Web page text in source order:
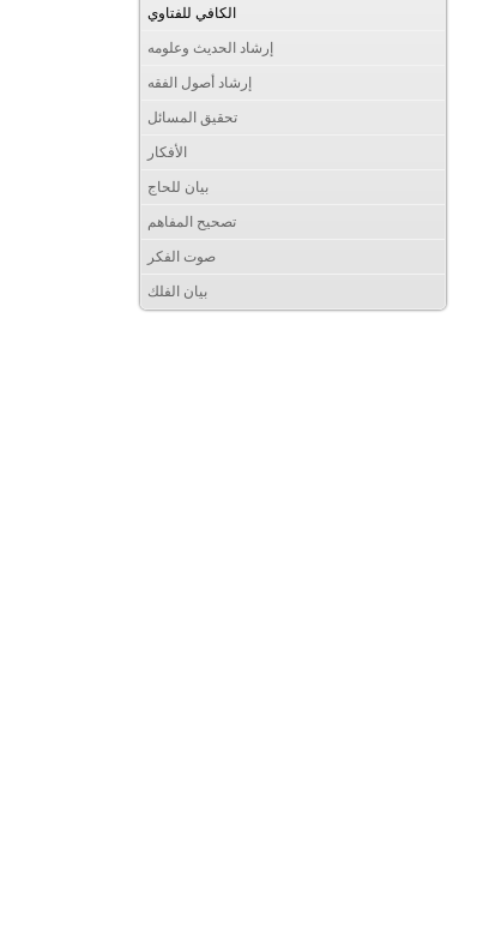
الكافي للفتاوي
إرشاد الحديث وعلومه
إرشاد أصول الفقه
تحقيق المسائل
الأفكار
بيان للحاج
تصحيح المفاهم
صوت الفكر
بيان الفلك